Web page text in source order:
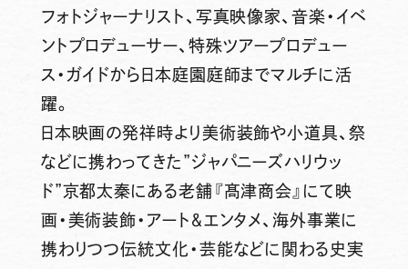
フォトジャーナリスト、写真映像家、音楽・イベ
ントプロデューサー、特殊ツアープロデュー
ス・ガイドから日本庭園庭師までマルチに活
躍。
日本映画の発祥時より美術装飾や小道具、祭
などに携わってきた”ジャパニーズハリウッ
ド”京都太秦にある老舗『髙津商会』にて映
画・美術装飾・アート＆エンタメ、海外事業に
携わりつつ伝統文化・芸能などに関わる史実